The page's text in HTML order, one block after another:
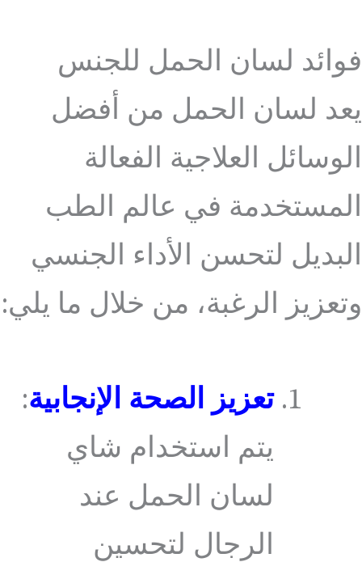
فوائد لسان الحمل للجنس
يعد لسان الحمل من أفضل
الوسائل العلاجية الفعالة
المستخدمة في عالم الطب
البديل لتحسن الأداء الجنسي
وتعزيز الرغبة، من خلال ما يلي:
تعزيز الصحة الإنجابية:
يتم استخدام شاي
لسان الحمل عند
الرجال لتحسين